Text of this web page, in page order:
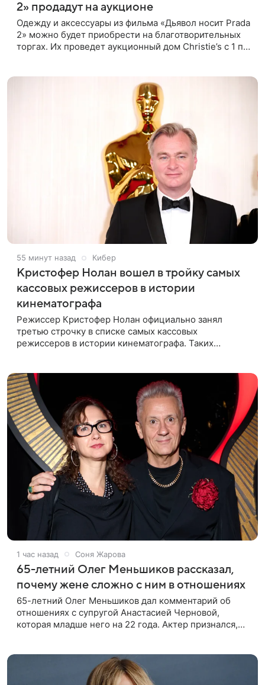
2» продадут на аукционе
Одежду и аксессуары из фильма «Дьявол носит Prada
2» можно будет приобрести на благотворительных
торгах. Их проведет аукционный дом Christie’s с 1 по
55 минут назад Кибер
Кристофер Нолан вошел в тройку самых
кассовых режиссеров в истории
кинематографа
Режиссер Кристофер Нолан официально занял
третью строчку в списке самых кассовых
режиссеров в истории кинематографа. Таких
1 час назад Соня Жарова
65-летний Олег Меньшиков рассказал,
почему жене сложно с ним в отношениях
65-летний Олег Меньшиков дал комментарий об
отношениях с супругой Анастасией Черновой,
которая младше него на 22 года. Актер признался,